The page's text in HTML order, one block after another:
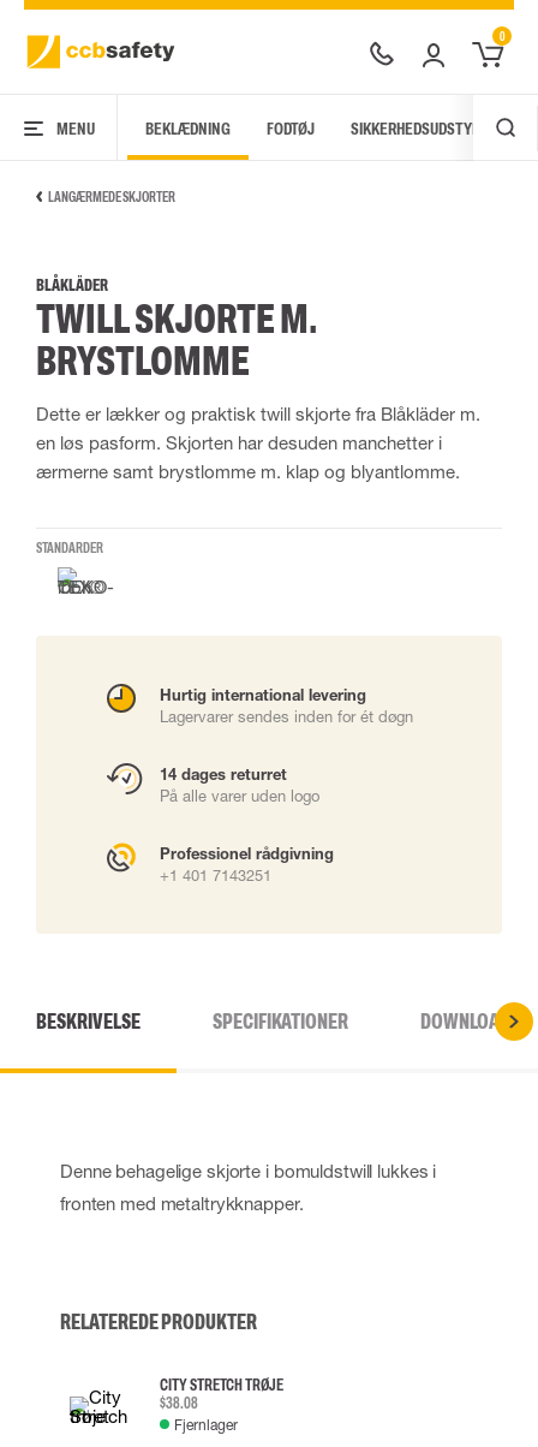
0
MENU BEKLÆDNING FODTØJ SIKKERHEDSUDSTYR
LANGÆRMEDE SKJORTER
BLÅKLÄDER
TWILL SKJORTE M.
BRYSTLOMME
Dette er lækker og praktisk twill skjorte fra Blåkläder m.
en løs pasform. Skjorten har desuden manchetter i
ærmerne samt brystlomme m. klap og blyantlomme.
STANDARDER
Hurtig international levering
Lagervarer sendes inden for ét døgn
14 dages returret
På alle varer uden logo
Professionel rådgivning
+1 401 7143251
BESKRIVELSE SPECIFIKATIONER DOWNLOADS
Denne behagelige skjorte i bomuldstwill lukkes i
fronten med metaltrykknapper.
RELATEREDE PRODUKTER
CITY STRETCH TRØJE
$38.08
Fjernlager